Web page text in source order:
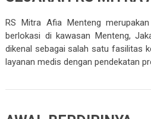
RS Mitra Afia Menteng
berlokasi di kawasan Menteng,
dikenal sebagai salah satu fasilitas
layanan medis dengan pendekatan